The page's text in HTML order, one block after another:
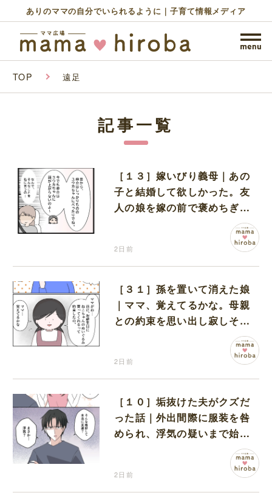
ありのママの自分でいられるように｜子育て情報メディア
TOP 遠足
記事一覧
［１３］嫁いびり義母｜あの
子と結婚して欲しかった。友
人の娘を嫁の前で褒めちぎる
2日前
［３１］孫を置いて消えた娘
｜ママ、覚えてるかな。母親
との約束を思い出し寂しそう
2日前
［１０］垢抜けた夫がクズだ
った話｜外出間際に服装を咎
められ、浮気の疑いまで始め
2日前